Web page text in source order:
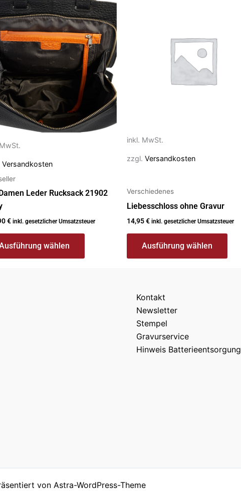
Versandkosten
Leder Rucksack 21902
€ inkl. gesetzlicher Umsatzsteuer
wählen
inkl. MwSt.
zzgl. Versandkosten
Verschiedenes
Liebesschloss ohne Gravur
14,95€ inkl. gesetzlicher Umsatzsteuer
Ausführung wählen
Produktseite
gewählt
Kontakt
Newsletter
Stempel
Gravurservice
Hinweis Batterieentsorgung
von Astra-WordPress-Theme